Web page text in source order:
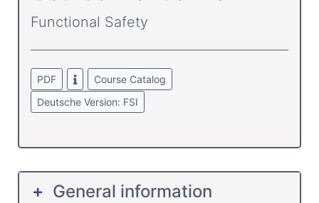
Functional Safety
PDF
Course Catalog
Deutsche Version: FSI
General information